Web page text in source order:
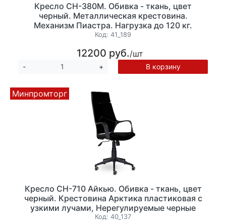
Кресло CH-380M. Обивка - ткань, цвет
черный. Металлическая крестовина.
Механизм Пиастра. Нагрузка до 120 кг.
Код: 41_189
12200 руб./шт
- + В корзину
Минпромторг
Кресло CH-710 Айкью. Обивка - ткань, цвет
черный. Крестовина Арктика пластиковая с
узкими лучами, Нерегулируемые черные
пластиковые подлокотники, Механизм Топ-
Код: 40_137